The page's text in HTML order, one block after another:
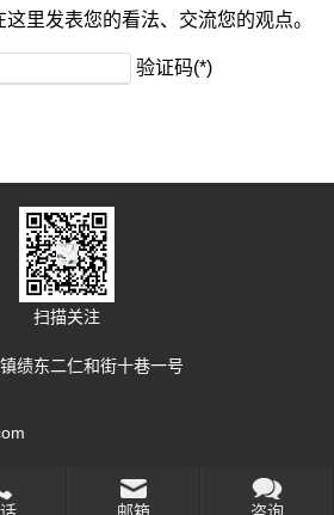
里发表您的看法、交流您的观点。
验证码(*)
扫描关注
绩东二仁和街十巷一号
WebSite.Some Rights Reserved.